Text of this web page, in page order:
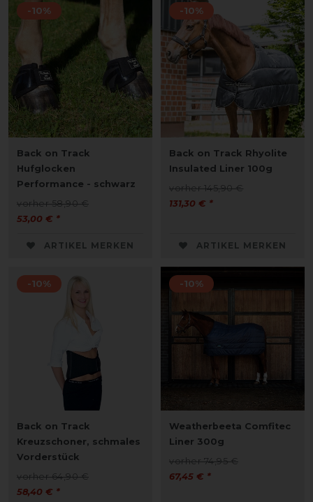
-10%
Back on Track
Hufglocken
Performance - schwarz
vorher 58,90 €
53,00 € *
ARTIKEL MERKEN
-10%
Back on Track Rhyolite
Insulated Liner 100g
vorher 145,90 €
131,30 € *
ARTIKEL MERKEN
-10%
Back on Track
Kreuzschoner, schmales
Vorderstück
vorher 64,90 €
58,40 € *
-10%
Weatherbeeta Comfitec
Liner 300g
vorher 74,95 €
67,45 € *